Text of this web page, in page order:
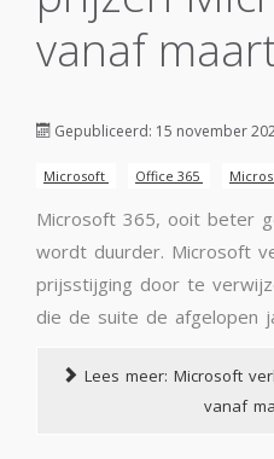
vanaf
Gepubliceerd: 15 november
Microsoft Office 365
Microsoft 365, ooit beter
wordt duurder. Microsoft
prijsstijging door te
die de suite de afgelopen
Lees meer: Microsoft
vanaf